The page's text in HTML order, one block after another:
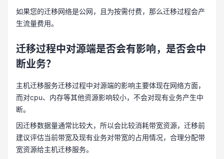
如果您的迁移网络是公网，且为按需付费，那么迁移过程会产
生流量费用。
迁移过程中对源端是否会有影响，是否会中
断业务？
主机迁移服务迁移过程中对源端的影响主要体现在网络方面，
而对cpu、内存等其他资源影响较小，不会对现有业务产生中
断。
因迁移数据量通常比较大，所以会比较消耗带宽资源，迁移前
建议评估当前带宽及现有业务对带宽的占用情况，合理分配带
宽资源给主机迁移服务。